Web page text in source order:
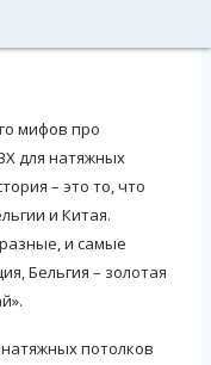
мифов про
для натяжных
– это то, что
и Китая.
и самые
Бельгия – золотая
потолков